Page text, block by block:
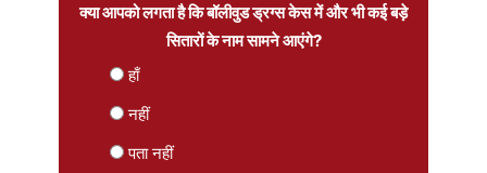
क्या आपको लगता है कि बॉलीवुड ड्रग्स केस में और भी कई बड़े
सितारों के नाम सामने आएंगे?
हाँ
नहीं
पता नहीं